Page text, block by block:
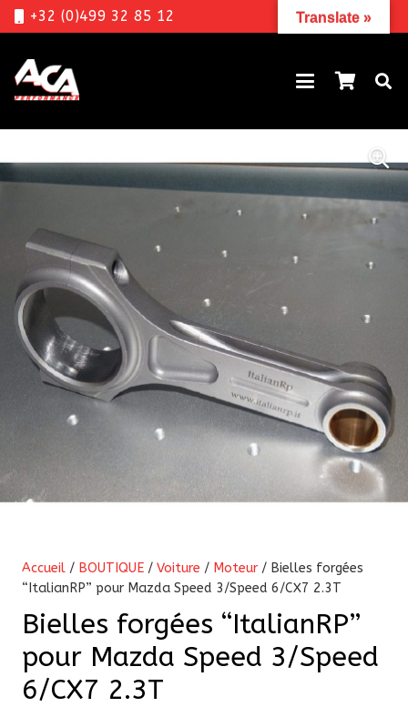
+32 (0)499 32 85 12
Accueil / BOUTIQUE / Voiture / Moteur / Bielles forgées
“ItalianRP” pour Mazda Speed 3/Speed 6/CX7 2.3T
Bielles forgées “ItalianRP”
pour Mazda Speed 3/Speed
6/CX7 2.3T
Translate »